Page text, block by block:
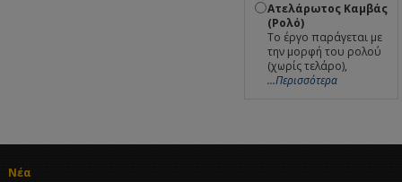
Ατελάρωτος Καμβάς
(Ρολό)
Το έργο παράγεται με
την μορφή του ρολού
(χωρίς τελάρο),
...Περισσότερα
Νέα